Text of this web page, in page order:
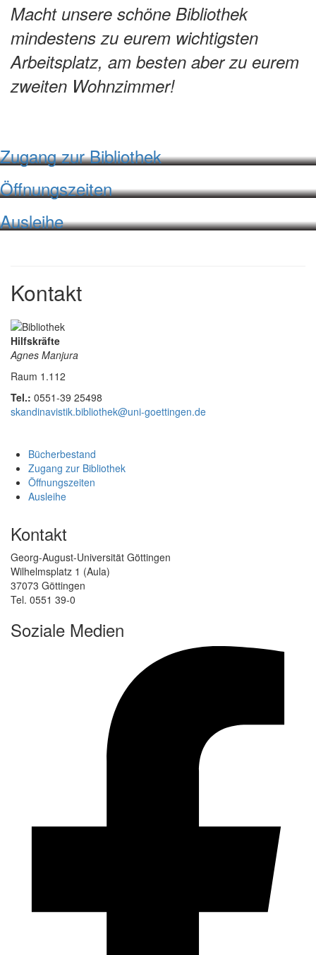
Macht unsere schöne Bibliothek
mindestens zu eurem wichtigsten
Arbeitsplatz, am besten aber zu eurem
zweiten Wohnzimmer!
Zugang zur Bibliothek
Öffnungszeiten
Ausleihe
Kontakt
Hilfskräfte
Agnes Manjura
Raum 1.112
Tel.: 0551-39 25498
skandinavistik.bibliothek@uni-goettingen.de
Bücherbestand
Zugang zur Bibliothek
Öffnungszeiten
Ausleihe
Kontakt
Georg-August-Universität Göttingen
Wilhelmsplatz 1 (Aula)
37073 Göttingen
Tel. 0551 39-0
Soziale Medien